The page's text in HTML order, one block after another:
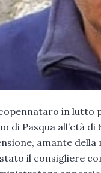
in lutto
Pasqua all’età di
amante
il consigliere